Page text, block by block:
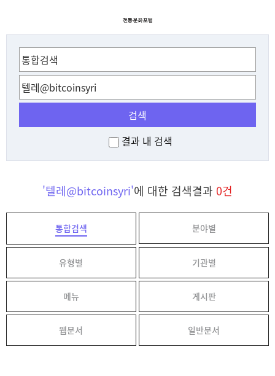
검색
결과 내 검색
'텔레@bitcoinsyri'에 대한 검색결과 0건
통합검색 분야별
유형별 기관별
메뉴 게시판
웹문서 일반문서